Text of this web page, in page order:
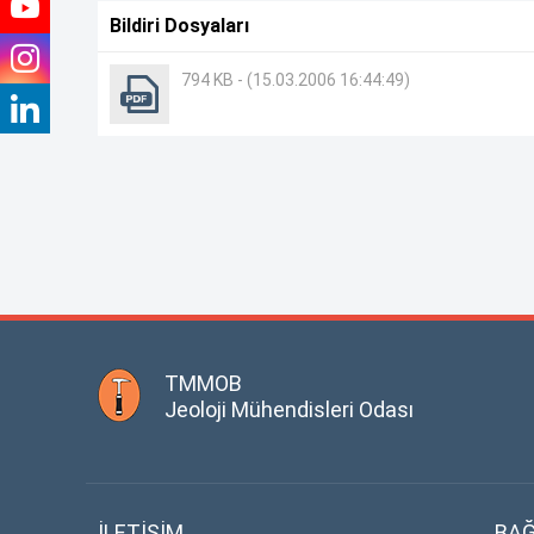
Bildiri Dosyaları
794 KB - (15.03.2006 16:44:49)
TMMOB
Jeoloji Mühendisleri Odası